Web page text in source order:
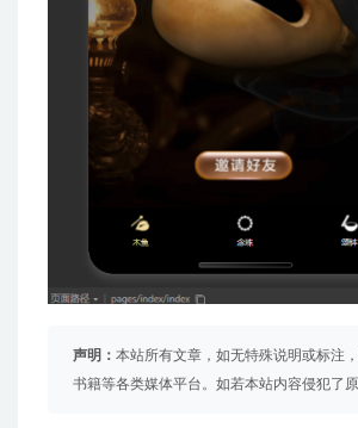
声明： 本站所有文章，如无特殊说明或标注
书籍等各类媒体平台。如若本站内容侵犯了